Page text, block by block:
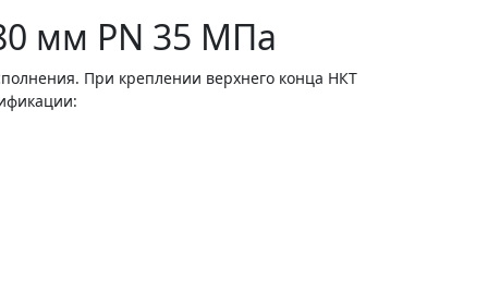
мм PN 35 МПа
При креплении верхнего конца НКТ